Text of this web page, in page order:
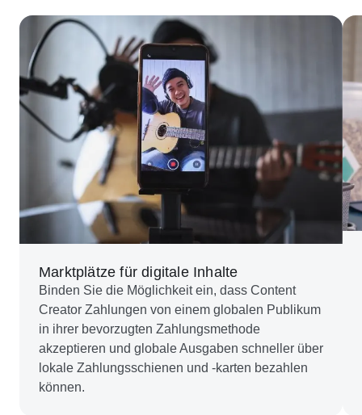
Marktplätze für digitale Inhalte
Binden Sie die Möglichkeit ein, dass Content
Creator Zahlungen von einem globalen Publikum
in ihrer bevorzugten Zahlungsmethode
akzeptieren und globale Ausgaben schneller über
lokale Zahlungsschienen und -karten bezahlen
können.